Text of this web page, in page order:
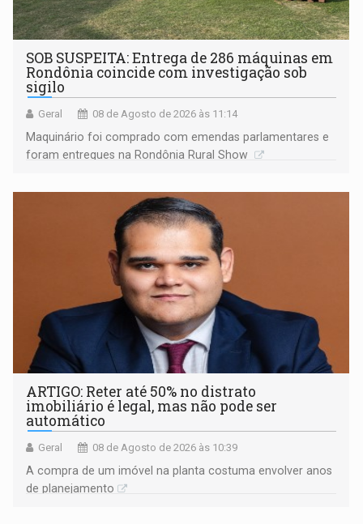
SOB SUSPEITA: Entrega de 286 máquinas em
Rondônia coincide com investigação sob
sigilo
Geral 08 de Agosto de 2026 às 11:14
Maquinário foi comprado com emendas parlamentares e
foram entregues na Rondônia Rural Show
ARTIGO: Reter até 50% no distrato
imobiliário é legal, mas não pode ser
automático
Geral 08 de Agosto de 2026 às 10:39
A compra de um imóvel na planta costuma envolver anos
de planejamento